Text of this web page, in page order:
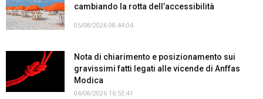
cambiando la rotta dell’accessibilità
05/08/2026 08:44:04
Nota di chiarimento e posizionamento sui
gravissimi fatti legati alle vicende di Anffas
Modica
04/08/2026 16:53:41